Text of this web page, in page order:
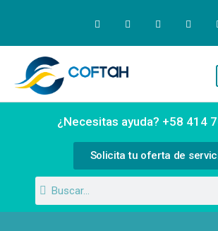
¿Necesitas ayuda? +58 414
Solicita tu oferta de